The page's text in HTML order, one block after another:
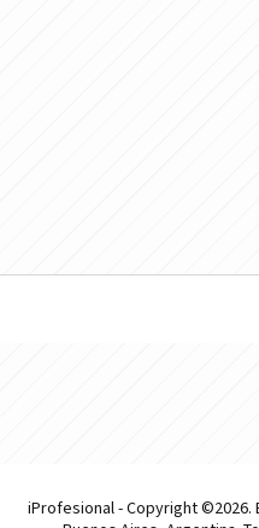
iProfesional - Copyright ©2026.